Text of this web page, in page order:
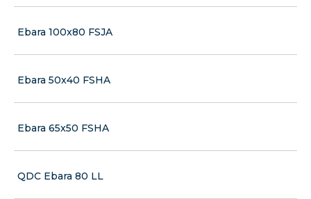
Ebara 100x80 FSJA
Ebara 50x40 FSHA
Ebara 65x50 FSHA
QDC Ebara 80 LL